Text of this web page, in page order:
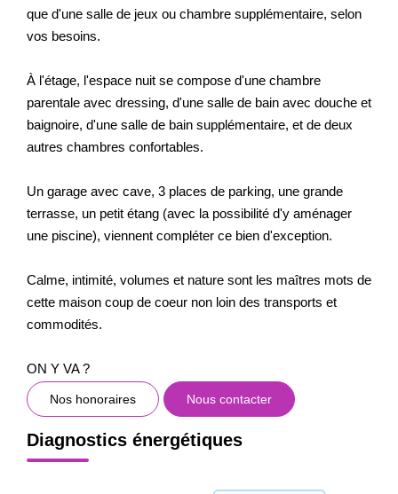
que d'une salle de jeux ou chambre supplémentaire, selon
vos besoins.
À l'étage, l'espace nuit se compose d'une chambre
parentale avec dressing, d'une salle de bain avec douche et
baignoire, d'une salle de bain supplémentaire, et de deux
autres chambres confortables.
Un garage avec cave, 3 places de parking, une grande
terrasse, un petit étang (avec la possibilité d'y aménager
une piscine), viennent compléter ce bien d'exception.
Calme, intimité, volumes et nature sont les maîtres mots de
cette maison coup de coeur non loin des transports et
commodités.
ON Y VA ?
Nos honoraires Nous contacter
Diagnostics énergétiques